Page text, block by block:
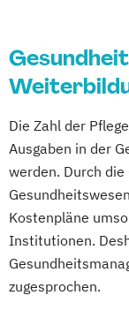
Fachkraft
Fachwirt/
Fachwirt/
Die Zahl der
Ausgaben in der
werden. Durch
Kostenpläne
Institutionen.
zugesprochen.